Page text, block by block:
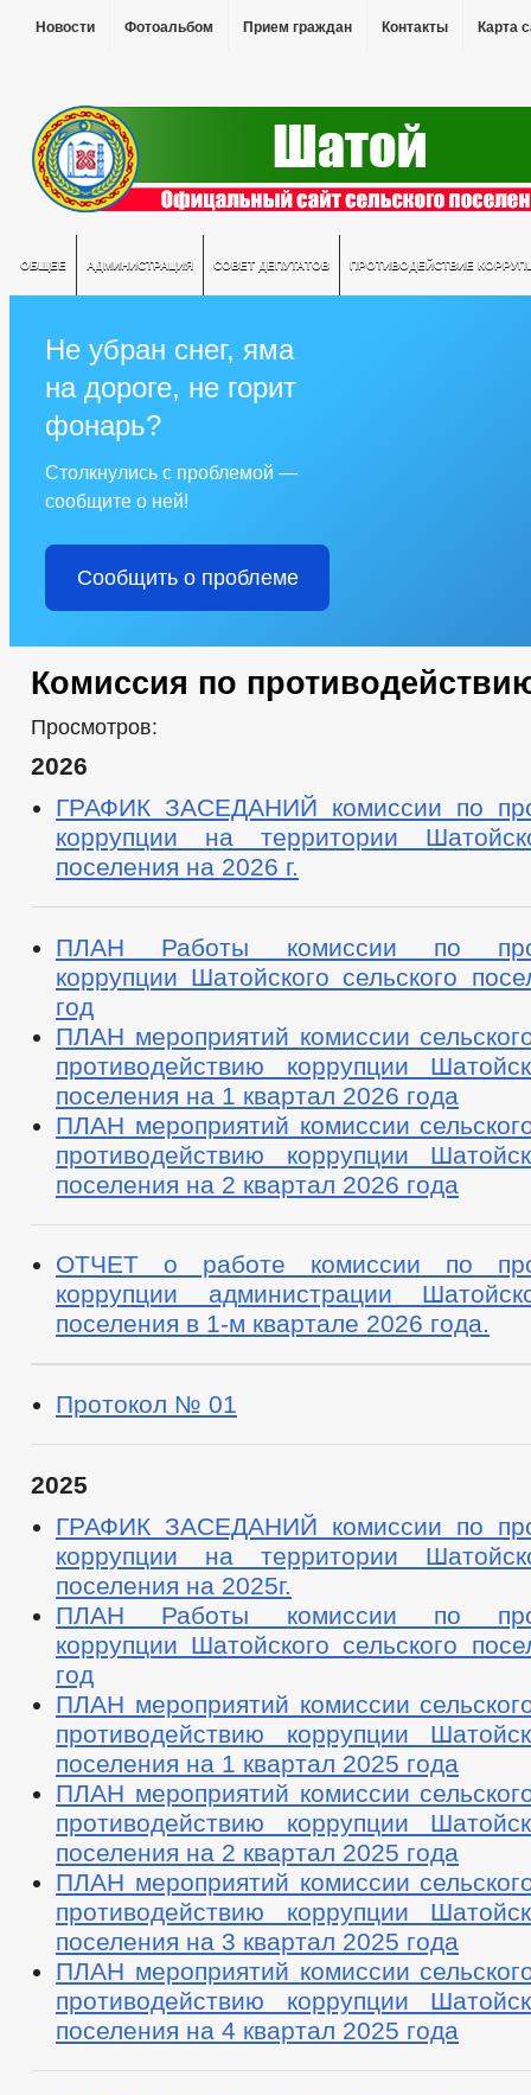
Новости Фотоальбом Прием граждан Контакты Карта
ОБЩЕЕ АДМИНИСТРАЦИЯ СОВЕТ ДЕПУТАТОВ ПРОТИВОДЕЙСТВИЕ
Не убран снег, яма
на дороге, не горит
фонарь?
Столкнулись с проблемой —
сообщите о ней!
Сообщить о проблеме
Комиссия по
Просмотров:
2026
ГРАФИК ЗАСЕДАНИЙ комиссии по
коррупции на территории
поселения на 2026 г.
ПЛАН Работы комиссии по
коррупции Шатойского сельского
год
ПЛАН мероприятий комиссии
противодействию коррупции
поселения на 1 квартал 2026 года
ПЛАН мероприятий комиссии
противодействию коррупции
поселения на 2 квартал 2026 года
ОТЧЕТ о работе комиссии по
коррупции администрации
поселения в 1-м квартале 2026 года.
Протокол № 01
2025
ГРАФИК ЗАСЕДАНИЙ комиссии по
коррупции на территории
поселения на 2025г.
ПЛАН Работы комиссии по
коррупции Шатойского сельского
год
ПЛАН мероприятий комиссии
противодействию коррупции
поселения на 1 квартал 2025 года
ПЛАН мероприятий комиссии
противодействию коррупции
поселения на 2 квартал 2025 года
ПЛАН мероприятий комиссии
противодействию коррупции
поселения на 3 квартал 2025 года
ПЛАН мероприятий комиссии
противодействию коррупции
поселения на 4 квартал 2025 года